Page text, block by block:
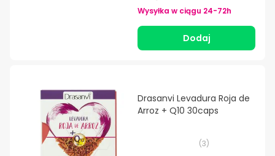
Wysyłka w ciągu 24-72h
Dodaj
Drasanvi Levadura Roja de
Arroz + Q10 30caps
(3)